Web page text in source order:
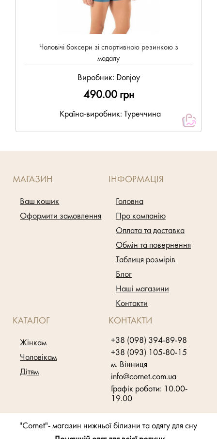
Чоловічі боксери зі спортивною резинкою з
модалу
Виробник: Donjoy
490.00 грн
Країна-виробник: Туреччина
МАГАЗИН
Ваш кошик
Оформити замовлення
ІНФОРМАЦІЯ
Головна
Про компанію
Оплата та доставка
Обмін та повернення
Таблиця розмірів
Блог
Наші магазини
Контакти
КАТАЛОГ
Жінкам
Чоловікам
Дітям
КОНТАКТИ
+38 (098) 394-89-98
+38 (093) 105-80-15
м. Вінниця
info@cornet.com.ua
Графік роботи: 10.00-
19.00
"Cornet"- магазин нижньої білизни та одягу для сну